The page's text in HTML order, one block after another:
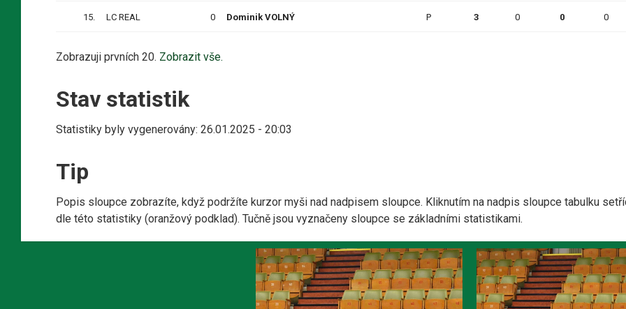
15. LC REAL 0 Dominik VOLNÝ P 3 0 0 0
Zobrazuji prvních 20. Zobrazit vše.
Stav statistik
Statistiky byly vygenerovány: 26.01.2025 - 20:03
Tip
Popis sloupce zobrazíte, když podržíte kurzor myši nad nadpisem sloupce. Kliknutím na nadpis sloupce tabulku
dle této statistiky (oranžový podklad). Tučně jsou vyznačeny sloupce se základními statistikami.